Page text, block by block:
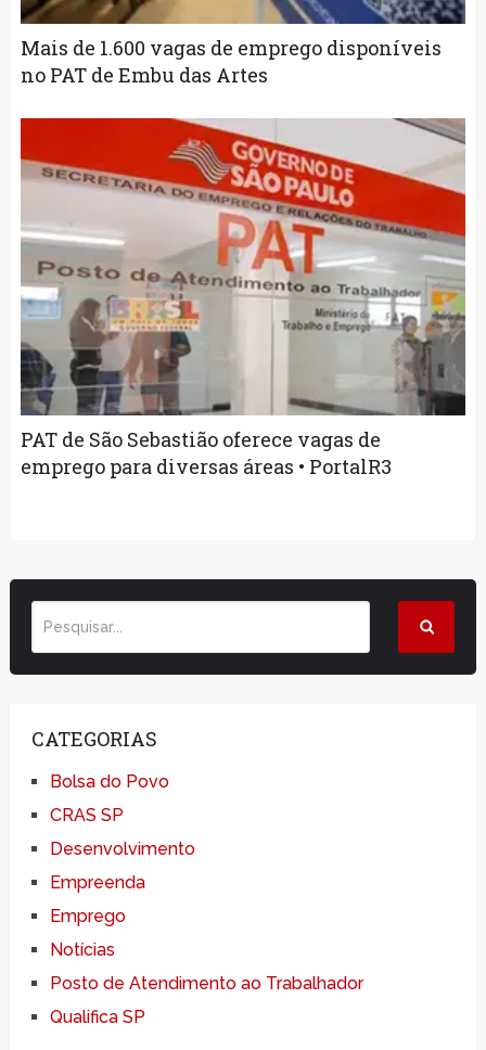
Mais de 1.600 vagas de emprego disponíveis
no PAT de Embu das Artes
PAT de São Sebastião oferece vagas de
emprego para diversas áreas • PortalR3
CATEGORIAS
Bolsa do Povo
CRAS SP
Desenvolvimento
Empreenda
Emprego
Notícias
Posto de Atendimento ao Trabalhador
Qualifica SP